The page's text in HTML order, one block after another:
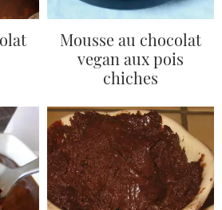
Mousse au chocolat
vegan aux pois
chiches